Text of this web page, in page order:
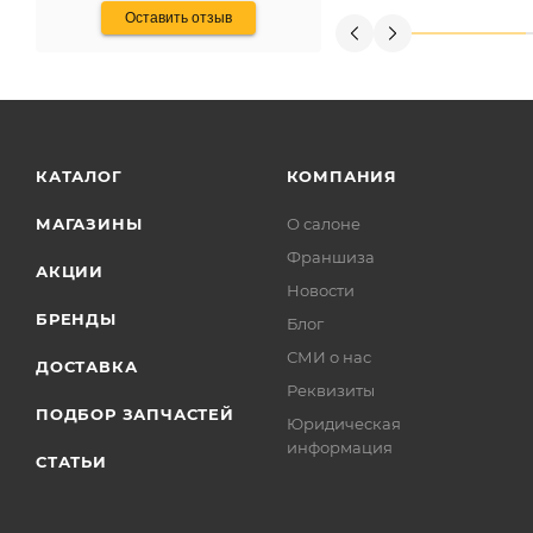
Оставить отзыв
КАТАЛОГ
МАГАЗИНЫ
АКЦИИ
БРЕНДЫ
ДОСТАВКА
ПОДБОР ЗАПЧАСТЕЙ
СТАТЬИ
КОМПАНИЯ
О салоне
Франшиза
Новости
Блог
СМИ о нас
Реквизиты
Юридическая
информация